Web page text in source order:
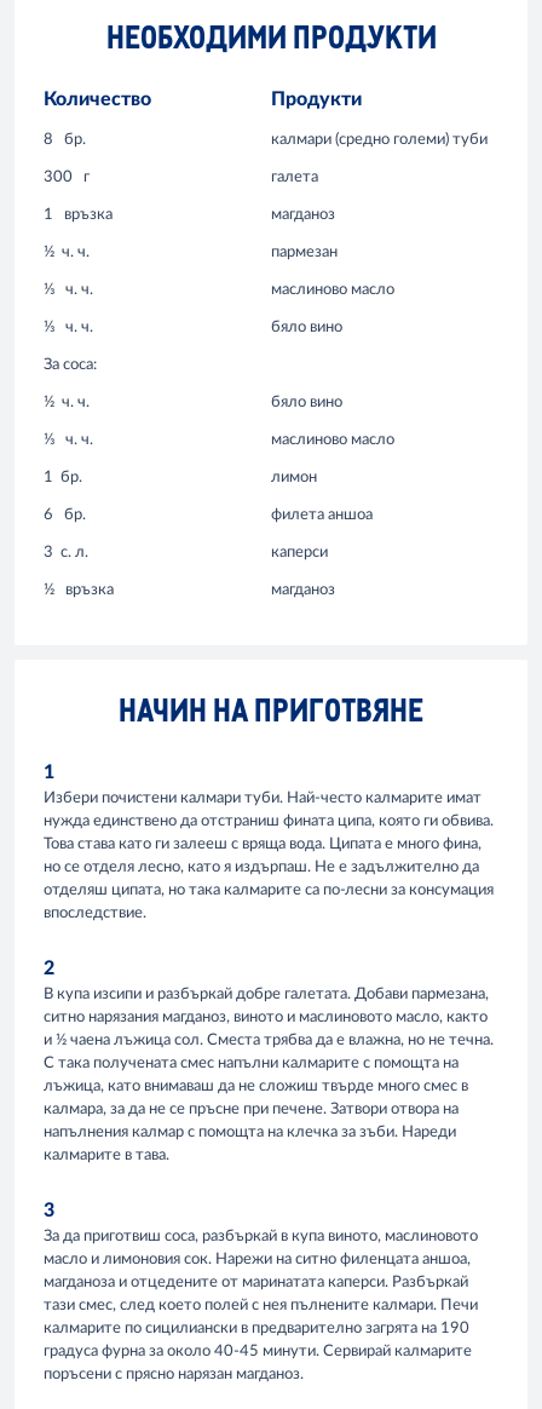
НЕОБХОДИМИ ПРОДУКТИ
Количество Продукти
8 бр. калмари (средно големи) туби
300 г галета
1 връзка магданоз
½ ч. ч. пармезан
⅓ ч. ч. маслиново масло
⅓ ч. ч. бяло вино
За соса:
½ ч. ч. бяло вино
⅓ ч. ч. маслиново масло
1 бр. лимон
6 бр. филета аншоа
3 с. л. каперси
½ връзка магданоз
НАЧИН НА ПРИГОТВЯНЕ
1
Избери почистени калмари туби. Най-често калмарите имат
нужда единствено да отстраниш фината ципа, която ги обвива.
Това става като ги залееш с вряща вода. Ципата е много фина,
но се отделя лесно, като я издърпаш. Не е задължително да
отделяш ципата, но така калмарите са по-лесни за консумация
впоследствие.
2
В купа изсипи и разбъркай добре галетата. Добави пармезана,
ситно нарязания магданоз, виното и маслиновото масло, както
и ½ чаена лъжица сол. Сместа трябва да е влажна, но не течна.
С така получената смес напълни калмарите с помощта на
лъжица, като внимаваш да не сложиш твърде много смес в
калмара, за да не се пръсне при печене. Затвори отвора на
напълнения калмар с помощта на клечка за зъби. Нареди
калмарите в тава.
3
За да приготвиш соса, разбъркай в купа виното, маслиновото
масло и лимоновия сок. Нарежи на ситно филенцата аншоа,
магданоза и отцедените от маринатата каперси. Разбъркай
тази смес, след което полей с нея пълнените калмари. Печи
калмарите по сицилиански в предварително загрята на 190
градуса фурна за около 40-45 минути. Сервирай калмарите
поръсени с прясно нарязан магданоз.